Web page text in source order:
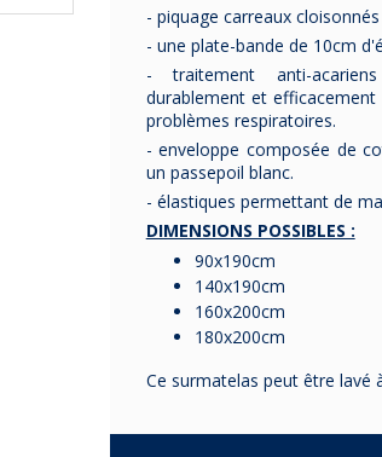
- piquage carreaux cloisonnés
- une plate-bande de 10cm
- traitement anti-
durablement et
problèmes respiratoires.
- enveloppe composée de
un passepoil blanc.
- élastiques permettant de
DIMENSIONS POSSIBLES :
90x190cm
140x190cm
160x200cm
180x200cm
Ce surmatelas peut être lavé